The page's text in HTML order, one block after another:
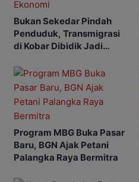
Bukan Sekedar Pindah
Penduduk, Transmigrasi
di Kobar Dibidik Jadi
Program MBG Buka Pasar
Baru, BGN Ajak Petani
Palangka Raya Bermitra